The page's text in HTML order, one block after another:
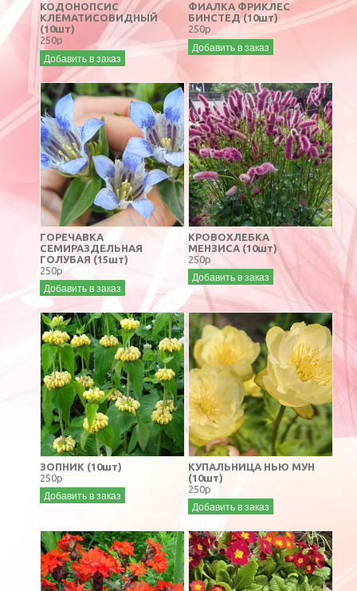
КОДОНОПСИС
КЛЕМАТИСОВИДНЫЙ
(10шт)
250р
Добавить в заказ
ФИАЛКА ФРИКЛЕС
БИНСТЕД (10шт)
250р
Добавить в заказ
ГОРЕЧАВКА
СЕМИРАЗДЕЛЬНАЯ
ГОЛУБАЯ (15шт)
250р
Добавить в заказ
КРОВОХЛЕБКА
МЕНЗИСА (10шт)
250р
Добавить в заказ
ЗОПНИК (10шт)
250р
Добавить в заказ
КУПАЛЬНИЦА НЬЮ МУН
(10шт)
250р
Добавить в заказ